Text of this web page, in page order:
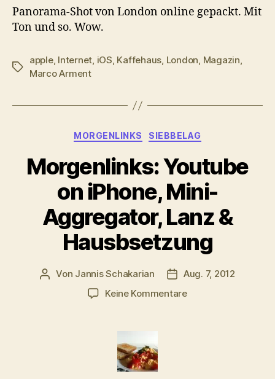
Panorama-Shot von London online gepackt. Mit
Ton und so. Wow.
Schlagwörter
apple, Internet, iOS, Kaffehaus, London, Magazin,
Marco Arment
Kategorien
MORGENLINKS SIEBBELAG
Morgenlinks: Youtube
on iPhone, Mini-
Aggregator, Lanz &
Hausbsetzung
Beitragsautor
Von Jannis Schakarian
Aug. 7, 2012
Keine Kommentarezu